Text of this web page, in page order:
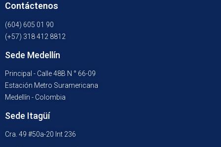
Contáctenos
(604) 605 01 90
(+57) 318 412 8812
Sede Medellín
Principal - Calle 48B N ° 66-09
Estación Metro Suramericana
Medellín - Colombia
Sede Itagüí
Cra. 49 #50a-20 Int 236